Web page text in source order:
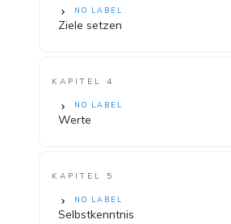
NO LABEL
Ziele setzen
KAPITEL 4
NO LABEL
Werte
KAPITEL 5
NO LABEL
Selbstkenntnis